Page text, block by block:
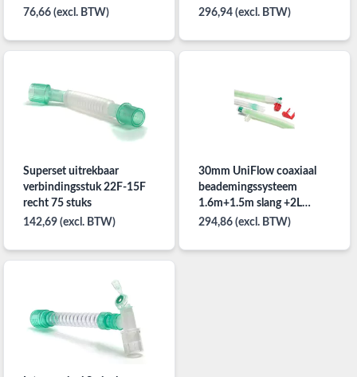
draaibaar hoekstuk 50
76,66 (excl. BTW)
296,94 (excl. BTW)
Superset uitrekbaar
verbindingsstuk 22F-15F
recht 75 stuks
142,69 (excl. BTW)
30mm UniFlow coaxiaal
beademingssysteem
1.6m+1.5m slang +2L
ballon 10 stuks
294,86 (excl. BTW)